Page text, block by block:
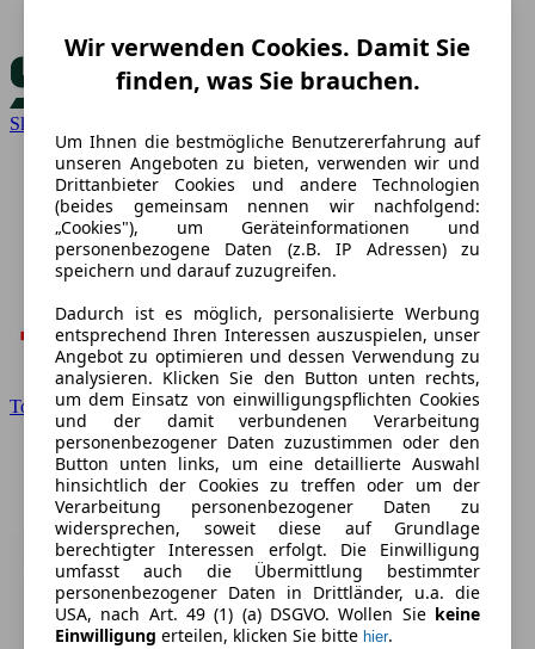
Skoda
Toyota
Wir verwenden Cookies. Damit Sie
finden, was Sie brauchen.
Um Ihnen die bestmögliche Benutzererfahrung auf
unseren Angeboten zu bieten, verwenden wir und
Drittanbieter Cookies und andere Technologien
(beides gemeinsam nennen wir nachfolgend:
„Cookies"), um Geräteinformationen und
personenbezogene Daten (z.B. IP Adressen) zu
speichern und darauf zuzugreifen.
Dadurch ist es möglich, personalisierte Werbung
entsprechend Ihren Interessen auszuspielen, unser
Angebot zu optimieren und dessen Verwendung zu
analysieren. Klicken Sie den Button unten rechts,
um dem Einsatz von einwilligungspflichten Cookies
und der damit verbundenen Verarbeitung
personenbezogener Daten zuzustimmen oder den
Button unten links, um eine detaillierte Auswahl
hinsichtlich der Cookies zu treffen oder um der
Verarbeitung personenbezogener Daten zu
widersprechen, soweit diese auf Grundlage
berechtigter Interessen erfolgt. Die Einwilligung
umfasst auch die Übermittlung bestimmter
personenbezogener Daten in Drittländer, u.a. die
USA, nach Art. 49 (1) (a) DSGVO. Wollen Sie keine
Einwilligung erteilen, klicken Sie bitte hier.